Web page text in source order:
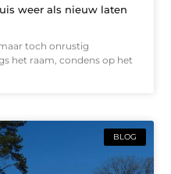
weer als nieuw laten
toch onrustig
het raam, condens op het
BLOG